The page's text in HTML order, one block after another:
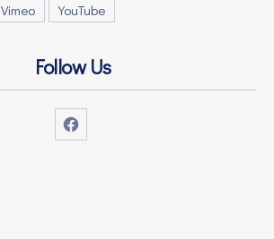
Vimeo YouTube
Follow Us
Νέο παράθυρο